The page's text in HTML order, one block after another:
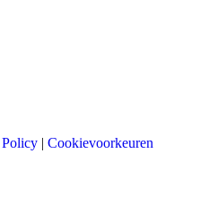
| Cookievoorkeuren